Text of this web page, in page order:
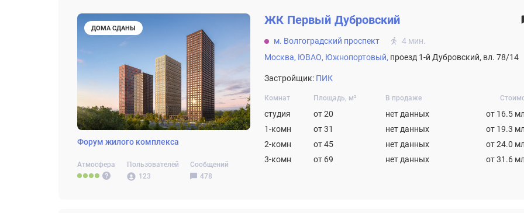
ДОМА СДАНЫ
Форум жилого комплекса
Атмосфера
Пользователей
123
Сообщений
478
ЖК Первый Дубровский
м. Волгоградский проспект
4 мин.
Москва, ЮВАО, Южнопортовый, проезд 1-й Дубровский, вл. 78/14
Застройщик: ПИК
Комнат Площадь, м² В продаже
студия от 20 нет данных
от 16.5
1-комн
от 31 нет данных
от 19.3
2-комн
от 45 нет данных
от 24.0
3-комн
от 69 нет данных от 31.6